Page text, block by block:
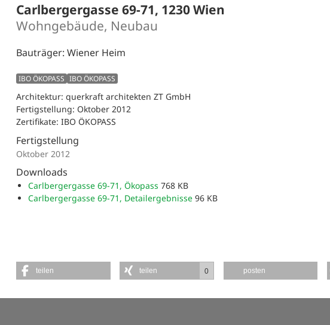
Carlbergergasse 69-71, 1230 Wien
Wohngebäude, Neubau
Bauträger: Wiener Heim
IBO ÖKOPASS IBO ÖKOPASS
Architektur: querkraft architekten ZT GmbH
Fertigstellung: Oktober 2012
Zertifikate: IBO ÖKOPASS
Fertigstellung
Oktober 2012
Downloads
Carlbergergasse 69-71, Ökopass 768 KB
Carlbergergasse 69-71, Detailergebnisse 96 KB
teilen teilen 0 posten